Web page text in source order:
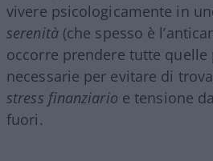
vivere psicologicamente in
serenità(che spesso è
occorre prendere tutte quelle
necessarie per evitare di
stress finanziario e tensione
fuori.